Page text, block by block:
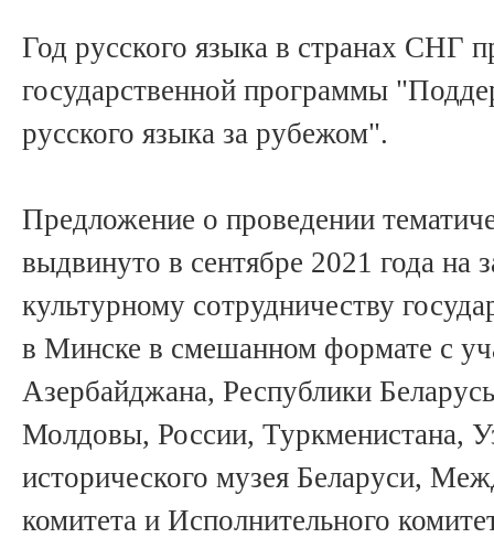
Год русского языка в странах СНГ
государственной программы
русского языка за рубежом".
Предложение о проведении
выдвинуто в сентябре 2021 года на
культурному сотрудничеству
в Минске в смешанном формате с
Азербайджана, Республики
Молдовы, России, Туркменистана,
исторического музея Беларуси,
комитета и Исполнительного